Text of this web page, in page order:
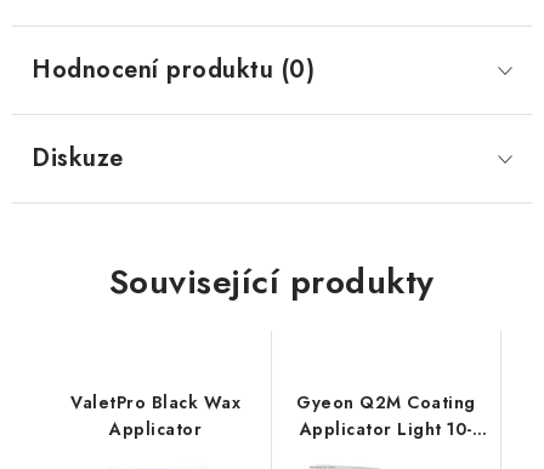
Hodnocení produktu (0)
Diskuze
Související produkty
ValetPro Black Wax
Applicator
Gyeon Q2M Coating
Applicator Light 10-